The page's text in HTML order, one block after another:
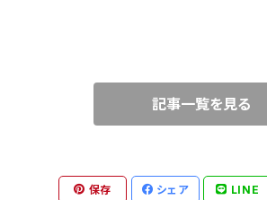
ALL-IN-ONE
記事一覧を見る
保存 シェア LINE